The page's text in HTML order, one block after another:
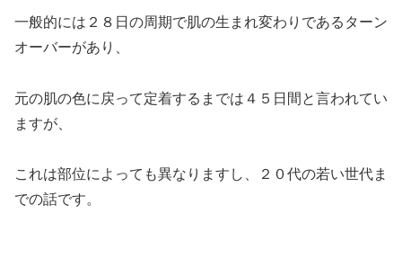
一般的には２８日の周期で肌の生まれ変わりであるターン
オーバーがあり、
元の肌の色に戻って定着するまでは４５日間と言われてい
ますが、
これは部位によっても異なりますし、２０代の若い世代ま
での話です。